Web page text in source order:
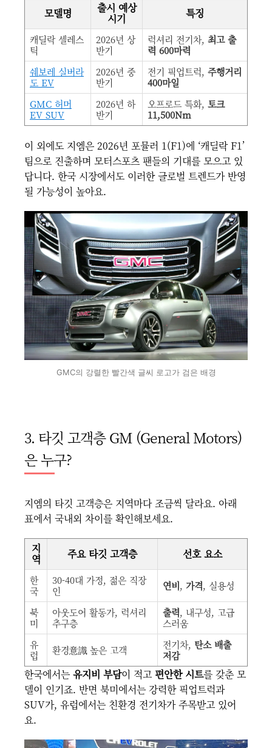
모델명 출시 예상
시기 특징
캐딜락 셀레스
틱
2026년 상
반기
럭셔리 전기차, 최고 출
력 600마력
쉐보레 실버라
도 EV
2026년 중
반기
전기 픽업트럭, 주행거리
400마일
GMC 허머
EV SUV
2026년 하
반기
오프로드 특화, 토크
11,500Nm
이 외에도 지엠은 2026년 포뮬러 1(F1)에 ‘캐딜락 F1’
팀으로 진출하며 모터스포츠 팬들의 기대를 모으고 있
답니다. 한국 시장에서도 이러한 글로벌 트렌드가 반영
될 가능성이 높아요.
GMC의 강렬한 빨간색 글씨 로고가 검은 배경
3. 타깃 고객층 GM (General Motors)
은 누구?
지엠의 타깃 고객층은 지역마다 조금씩 달라요. 아래
표에서 국내외 차이를 확인해보세요.
지
역 주요 타깃 고객층 선호 요소
한
국
30-40대 가정, 젊은 직장
인
연비, 가격, 실용성
북
미
아웃도어 활동가, 럭셔리
추구층
출력, 내구성, 고급
스러움
유
럽
환경意識 높은 고객 전기차, 탄소 배출
저감
한국에서는 유지비 부담이 적고 편안한 시트를 갖춘 모
델이 인기죠. 반면 북미에서는 강력한 픽업트럭과
SUV가, 유럽에서는 친환경 전기차가 주목받고 있어
요.